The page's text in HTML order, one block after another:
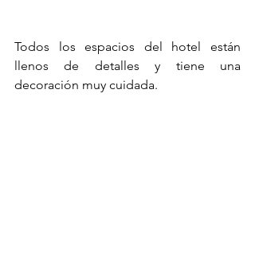
Todos los espacios del hotel están
llenos de detalles y tiene una
decoración muy cuidada.